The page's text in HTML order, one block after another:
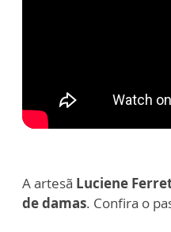
A artesã Luciene
de damas. Confira o